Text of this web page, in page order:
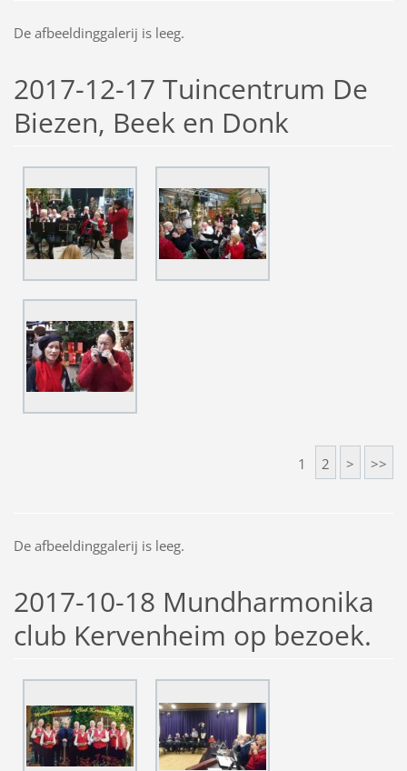
De afbeeldinggalerij is leeg.
2017-12-17 Tuincentrum De
Biezen, Beek en Donk
1 2 > >>
De afbeeldinggalerij is leeg.
2017-10-18 Mundharmonika
club Kervenheim op bezoek.